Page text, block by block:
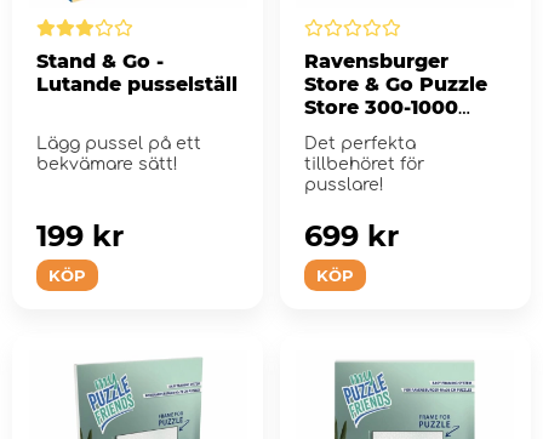
Stand & Go -
Lutande pusselställ
Lägg pussel på ett
bekvämare sätt!
KÖP
199 kr
Ravensburger
Store & Go Puzzle
Store 300-1000
Bitar
Det perfekta
tillbehöret för
pusslare!
KÖP
699 kr